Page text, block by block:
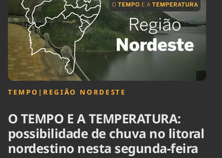
Ciência &
Tecnologia
Cinema
Educação
Infraestrutura
Internacional
Saúde
Tempo
TEMPO | REGIÃO NORDESTE
O TEMPO E A TEMPERATURA:
possibilidade de chuva no litoral
nordestino nesta segunda-feira